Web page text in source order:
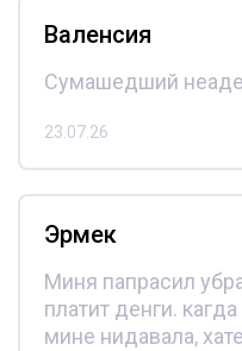
Валенсия
Сумашедший
23.07.26
Эрмек
Миня папрасил
платит денги.
мине нидавала,